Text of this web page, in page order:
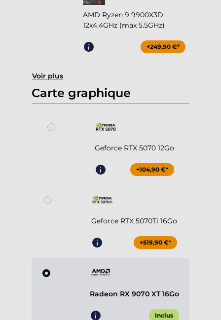
AMD Ryzen 9 9900X3D
12x4.4GHz (max 5.5GHz)
+249,90 €*
Voir plus
Carte graphique
Geforce RTX 5070 12Go
+104,90 €*
Geforce RTX 5070Ti 16Go
+519,90 €*
Radeon RX 9070 XT 16Go
Inclus